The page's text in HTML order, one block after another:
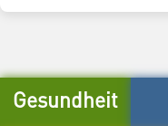
Gesundheit